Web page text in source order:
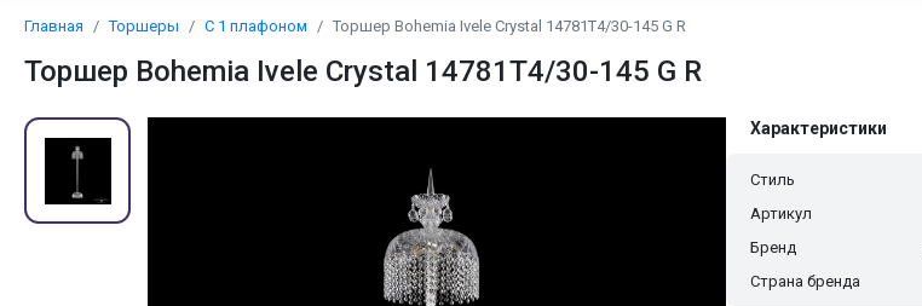
Главная Торшеры С 1 плафоном Торшер Bohemia Ivele Crystal 14781T4/30-145 G R
Торшер Bohemia Ivele Crystal 14781T4/30-145 G R
Характеристики
Стиль
Артикул
Бренд
Страна бренда